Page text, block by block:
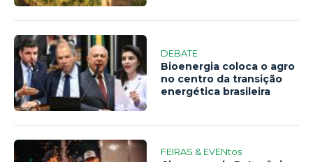
DEBATE
Bioenergia coloca o agro
no centro da transição
energética brasileira
FEIRAS & EVENtos